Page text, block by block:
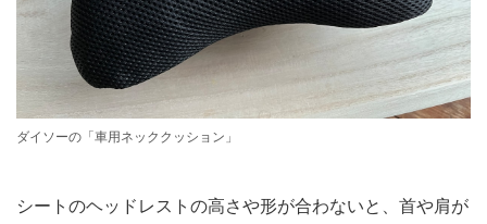
ダイソーの「車用ネッククッション」
シートのヘッドレストの高さや形が合わないと、首や肩が